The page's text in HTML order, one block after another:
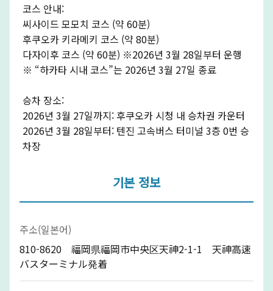
코스 안내:
씨사이드 모모치 코스 (약 60분)
후쿠오카 키라메키 코스 (약 80분)
다자이후 코스 (약 60분) ※2026년 3월 28일부터 운행
※ “하카타 시내 코스”는 2026년 3월 27일 종료
승차 장소:
2026년 3월 27일까지: 후쿠오카 시청 내 승차권 카운터
2026년 3월 28일부터: 텐진 고속버스 터미널 3층 0번 승
차장
기본 정보
주소(일본어)
810-8620 福岡県福岡市中央区天神2-1-1 天神高速
バスターミナル発着